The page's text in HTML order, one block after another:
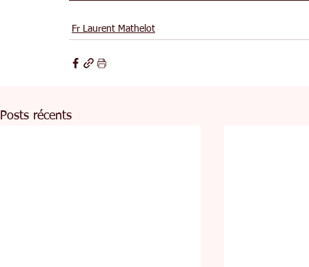
Fr Laurent Mathelot
Posts récents